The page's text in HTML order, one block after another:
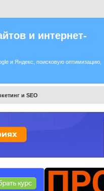
и интернет-
и Яндекс, поисковую оптимизацию,
и SEO